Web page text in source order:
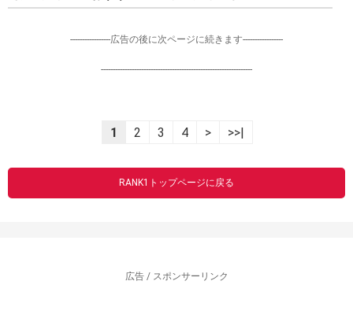
-----------------広告の後に次ページに続きます-----------------
----------------------------------------------------------------
1 2 3 4 > >>|
RANK1トップページに戻る
広告 / スポンサーリンク